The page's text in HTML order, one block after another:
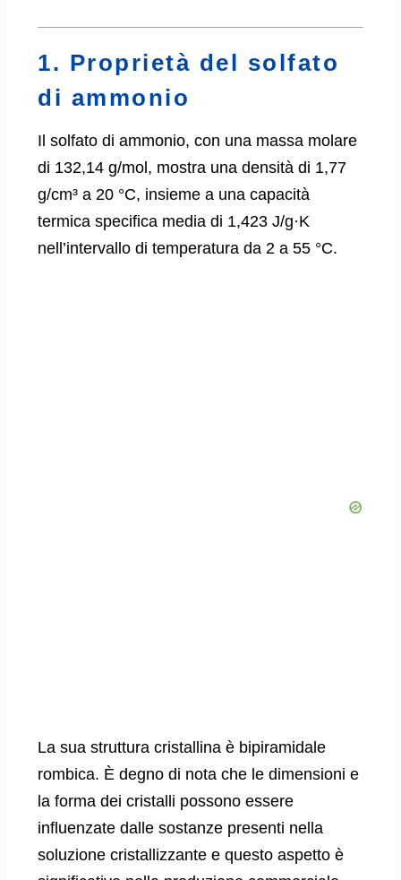
1. Proprietà del solfato
di ammonio
Il solfato di ammonio, con una massa molare
di 132,14 g/mol, mostra una densità di 1,77
g/cm³ a 20 °C, insieme a una capacità
termica specifica media di 1,423 J/g·K
nell’intervallo di temperatura da 2 a 55 °C.
La sua struttura cristallina è bipiramidale
rombica. È degno di nota che le dimensioni e
la forma dei cristalli possono essere
influenzate dalle sostanze presenti nella
soluzione cristallizzante e questo aspetto è